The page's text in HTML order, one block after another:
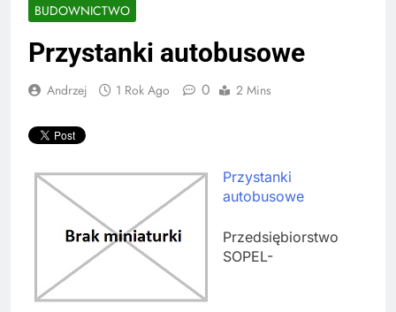
BUDOWNICTWO
Przystanki autobusowe
Andrzej 1 Rok Ago 0 2 Mins
Przystanki
autobusowe
Przedsiębiorstwo
SOPEL-